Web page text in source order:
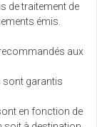
de traitement de
émis.
aux
sont garantis
en fonction de